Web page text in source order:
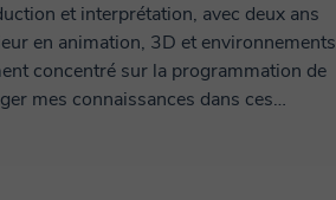
et interprétation, avec deux ans
en animation, 3D et environnements
concentré sur la programmation de
mes connaissances dans ces